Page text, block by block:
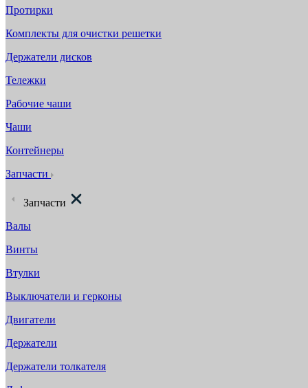
Протирки
Комплекты для очистки решетки
Держатели дисков
Тележки
Рабочие чаши
Чаши
Контейнеры
Запчасти
Запчасти
Валы
Винты
Втулки
Выключатели и герконы
Двигатели
Держатели
Держатели толкателя